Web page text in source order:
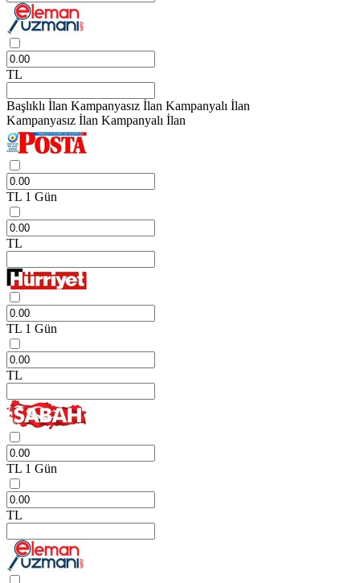
TL
Başlıklı İlan Kampanyasız İlan Kampanyalı İlan
Kampanyasız İlan Kampanyalı İlan
TL 1 Gün
TL
TL 1 Gün
TL
TL 1 Gün
TL